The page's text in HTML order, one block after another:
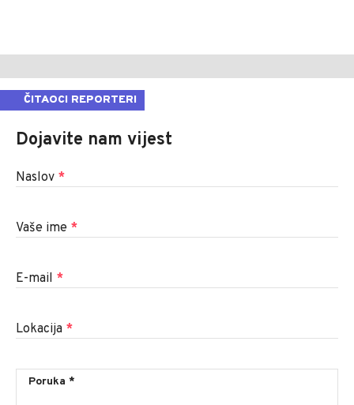
ČITAOCI REPORTERI
Dojavite nam vijest
Naslov *
Vaše ime *
E-mail *
Lokacija *